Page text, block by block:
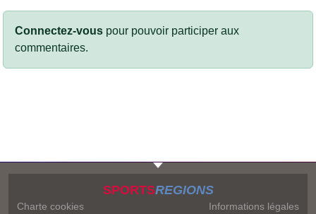
Connectez-vous pour pouvoir participer aux
commentaires.
SPORTSREGIONS
Charte cookies Informations légales